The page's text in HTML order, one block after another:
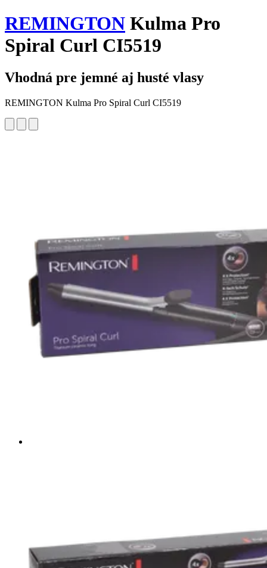
REMINGTON Kulma Pro
Spiral Curl CI5519
Vhodná pre jemné aj husté vlasy
REMINGTON Kulma Pro Spiral Curl CI5519